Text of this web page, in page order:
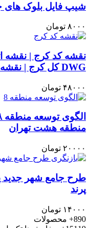
شیپ فایل بلوک های
۸۰۰۰ تومان
نقشه کد کرج | نقشه
DWG کل کرج | نقشه کامل کرج
۴۸۰۰۰ تومان
منطقه هشت تهران
۲۰۰۰۰ تومان
طرح جامع شهر جدید
پرند
۱۴۰۰۰ تومان
890+
محصولات